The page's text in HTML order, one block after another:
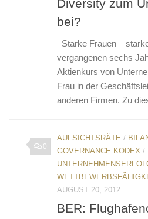
Diversity zum
bei?
Starke Frauen –
vergangenen sechs
Aktienkurs von
Frau in der
anderen Firmen. Zu
0
AUFSICHTSRÄTE /
GOVERNANCE KODEX /
AUGUST 20, 2012
BER: